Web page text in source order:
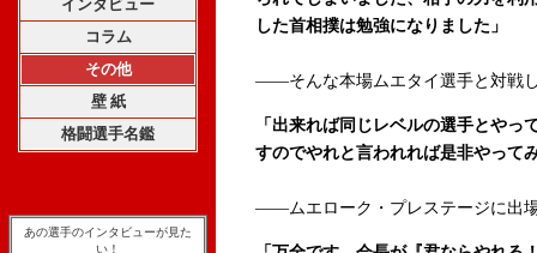
インタビュー
コラム
その他
壁 紙
格闘選手名鑑
あの選手のインタビューが見た
い！
した首相撲は勉強になりました」
――そんな本場ムエタイ選手と対戦
「出来れば同じレベルの選手とや
すのでやれと言われれば是非やって
――ムエローク・プレステージに出